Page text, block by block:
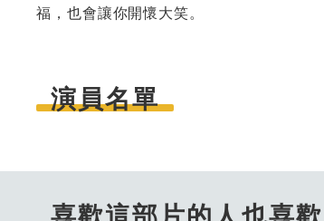
福，也會讓你開懷大笑。
演員名單